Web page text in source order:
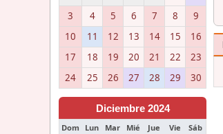
3
4 5 6 7 8
9
10
11 12 13 14 15
16
17
18 19 20 21 22
23
24
25 26 27 28 29 30
Diciembre 2024
Dom Lun Mar Mié Jue Vie Sáb